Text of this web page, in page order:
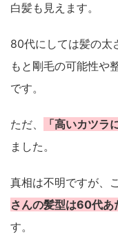
白髪も見えます。
80代にしては髪の太
もと剛毛の可能性や
です。
ただ、 「高いカツラ
ました。
真相は不明ですが、
さんの髪型は60代あ
す。